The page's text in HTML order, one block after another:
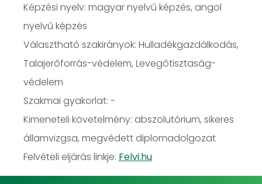
Képzési nyelv: magyar nyelvű képzés, angol
nyelvű képzés
Választható szakirányok: Hulladékgazdálkodás,
Talajerőforrás-védelem, Levegőtisztaság-
védelem
Szakmai gyakorlat: -
Kimeneteli követelmény: abszolutórium, sikeres
államvizgsa, megvédett diplomadolgozat
Felvételi eljárás linkje: Felvi.hu